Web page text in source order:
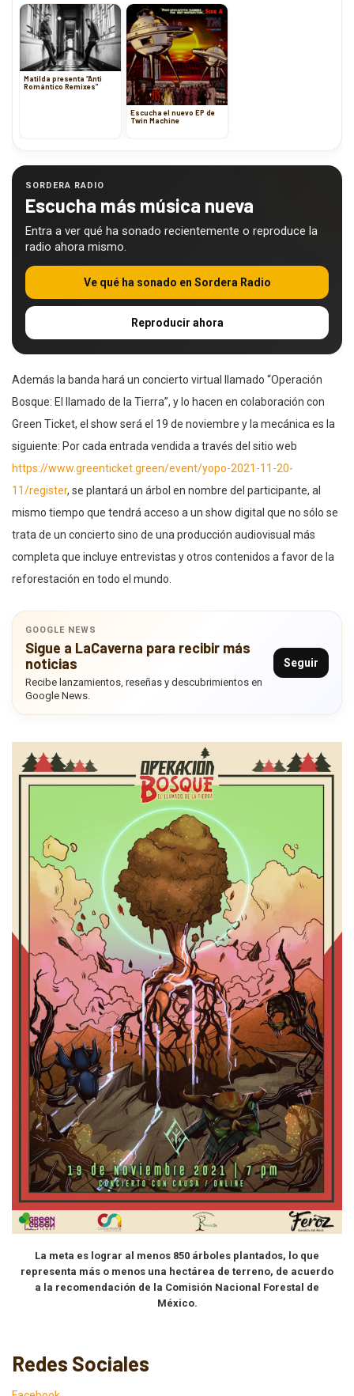
Matilda presenta “Anti
Romántico Remixes”
Escucha el nuevo EP de
Twin Machine
SORDERA RADIO
Escucha más música nueva
Entra a ver qué ha sonado recientemente o reproduce la
radio ahora mismo.
Ve qué ha sonado en Sordera Radio
Reproducir ahora
Además la banda hará un concierto virtual llamado “Operación
Bosque: El llamado de la Tierra”, y lo hacen en colaboración con
Green Ticket, el show será el 19 de noviembre y la mecánica es la
siguiente: Por cada entrada vendida a través del sitio web
https://www.greenticket.green/event/yopo-2021-11-20-
11/register, se plantará un árbol en nombre del participante, al
mismo tiempo que tendrá acceso a un show digital que no sólo se
trata de un concierto sino de una producción audiovisual más
completa que incluye entrevistas y otros contenidos a favor de la
reforestación en todo el mundo.
GOOGLE NEWS
Sigue a LaCaverna para recibir más
noticias
Recibe lanzamientos, reseñas y descubrimientos en
Google News.
Seguir
La meta es lograr al menos 850 árboles plantados, lo que
representa más o menos una hectárea de terreno, de acuerdo
a la recomendación de la Comisión Nacional Forestal de
México.
Redes Sociales